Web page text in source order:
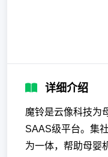
详细介绍
魔铃是云像科技为
SAAS级平台。集
为一体，帮助母婴